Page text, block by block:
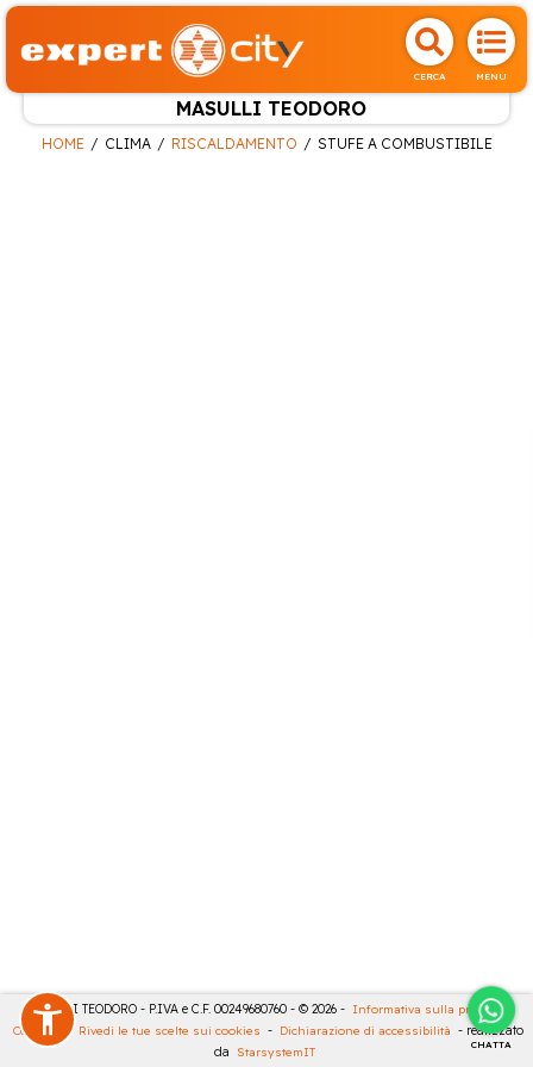
CERCA MENU
MASULLI TEODORO
CHATTA
HOME CLIMA RISCALDAMENTO STUFE A COMBUSTIBILE
MASULLI TEODORO - P.IVA e C.F. 00249680760 - © 2026 - Informativa sulla privacy -
Cookies
- Rivedi le tue scelte sui cookies - Dichiarazione di accessibilità - realizzato
da StarsystemIT